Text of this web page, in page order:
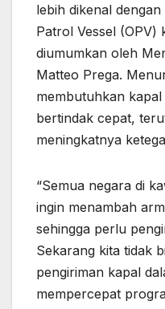
lebih dikenal
Patrol Vessel (OPV)
diumumkan oleh
Matteo Prega.
membutuhkan
bertindak cepat,
meningkatnya
“Semua negara di
ingin menambah
sehingga perlu
Sekarang kita tidak
pengiriman kapal
mempercepat